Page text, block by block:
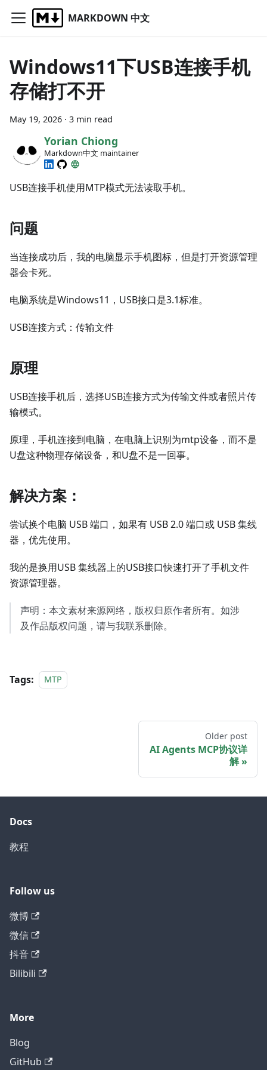
MARKDOWN 中文
Windows11下USB连接手机
存储打不开
May 19, 2026 · 3 min read
Yorian Chiong
Markdown中文 maintainer
USB连接手机使用MTP模式无法读取手机。
问题
当连接成功后，我的电脑显示手机图标，但是打开资源管理
器会卡死。
电脑系统是Windows11，USB接口是3.1标准。
USB连接方式：传输文件
原理
USB连接手机后，选择USB连接方式为传输文件或者照片传
输模式。
原理，手机连接到电脑，在电脑上识别为mtp设备，而不是
U盘这种物理存储设备，和U盘不是一回事。
解决方案：
尝试换个电脑 USB 端口，如果有 USB 2.0 端口或 USB 集线
器，优先使用。
我的是换用USB 集线器上的USB接口快速打开了手机文件
资源管理器。
声明：本文素材来源网络，版权归原作者所有。如涉
及作品版权问题，请与我联系删除。
Tags: MTP
Older post
AI Agents MCP协议详
解
Docs
教程
Follow us
微博
微信
抖音
Bilibili
More
Blog
GitHub